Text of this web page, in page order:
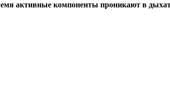
активные компоненты проникают в